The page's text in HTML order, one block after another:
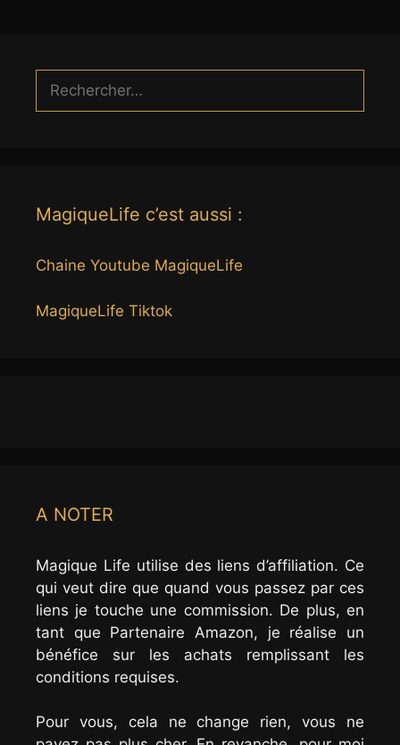
Rechercher :
MagiqueLife c’est aussi :
Chaine Youtube MagiqueLife
MagiqueLife Tiktok
A NOTER
Magique Life utilise des liens d’affiliation. Ce
qui veut dire que quand vous passez par ces
liens je touche une commission. De plus, en
tant que Partenaire Amazon, je réalise un
bénéfice sur les achats remplissant les
conditions requises.
Pour vous, cela ne change rien, vous ne